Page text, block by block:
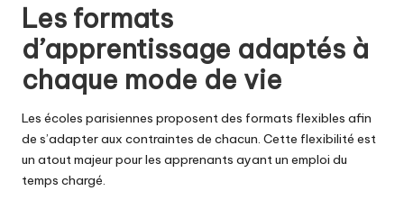
Les formats
d’apprentissage adaptés à
chaque mode de vie
Les écoles parisiennes proposent des formats flexibles afin
de s’adapter aux contraintes de chacun. Cette flexibilité est
un atout majeur pour les apprenants ayant un emploi du
temps chargé.